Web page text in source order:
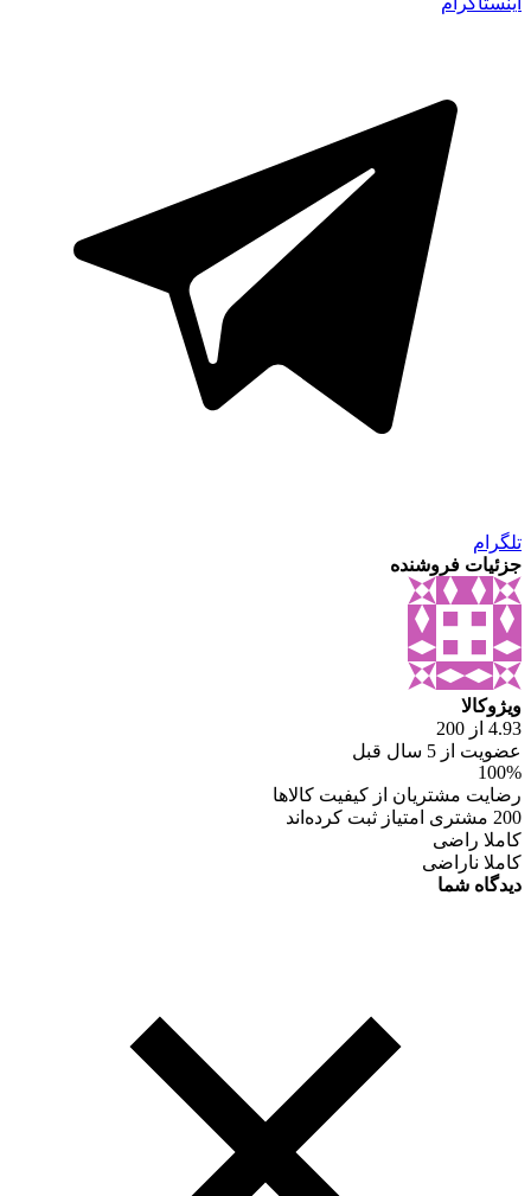
تلگرام
جزئیات فروشنده
ویژوکالا
4.93 از 200
عضویت از 5 سال قبل
100%
رضایت مشتریان از کیفیت کالاها
200 مشتری امتیاز ثبت کرده‌اند
کاملا راضی
کاملا ناراضی
دیدگاه شما